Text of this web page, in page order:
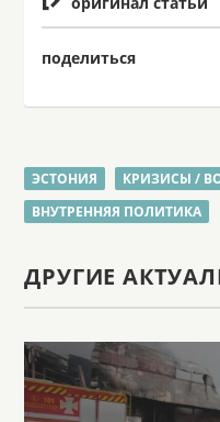
поделиться
ЭСТОНИЯ
КРИЗИСЫ /
ВНУТРЕННЯЯ ПОЛИТИКА
ДРУГИЕ